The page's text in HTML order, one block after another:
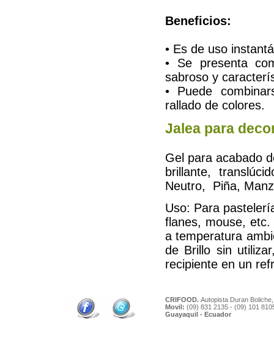
Beneficios:
• Es de uso
• Se presenta
sabroso y
• Puede
rallado de colores.
Jalea para
Gel para acabado
brillante,
Neutro, Piña,
Uso: Para
flanes, mouse,
a temperatura
de Brillo sin
recipiente en un
CRIFOOD. Autopista Duran
Movil: (09) 831 2135 - (09) 101
Guayaquil - Ecuador